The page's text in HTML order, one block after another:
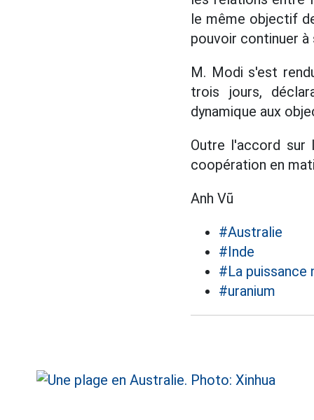
le même objectif
pouvoir continuer
M. Modi s'est
trois jours,
dynamique aux
Outre l'accord sur
coopération en
Anh Vũ
#Australie
#Inde
#La puissance
#uranium